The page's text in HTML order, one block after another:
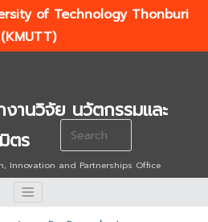
of Technology Thonburi
(KMUTT)
งานวิจัย นวัตกรรมและ
ตร
Innovation and Partnerships Office
Search
for: